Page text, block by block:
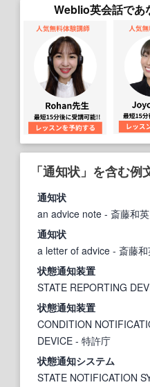
Weblio英会話であ
「通知状」を含む例
通知状
an advice note - 斎藤和
通知状
a letter of advice - 斎藤
状態通知装置
STATE REPORTING
状態通知装置
CONDITION
DEVICE - 特許庁
状態通知システム
STATE NOTIFICATION